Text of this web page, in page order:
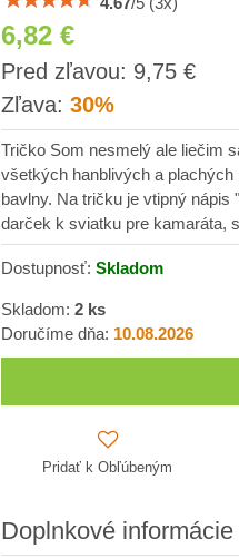
6,82 €
Pred zľavou: 9,75 €s
Zľava: 30%
Tričko Som nesmelý ale liečim
všetkých hanblivých a plachých
bavlny. Na tričku je vtipný
darček k sviatku pre kamaráta,
Dostupnosť: Skladom
Skladom: 2 ks
Doručíme dňa: 10.08.2026
Pridať k Obľúbeným
Doplnkové informácie